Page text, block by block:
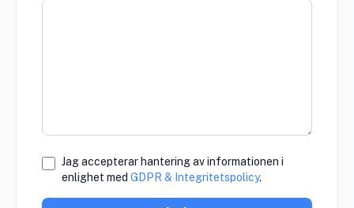
Jag accepterar hantering av informationen i
enlighet med GDPR & Integritetspolicy.